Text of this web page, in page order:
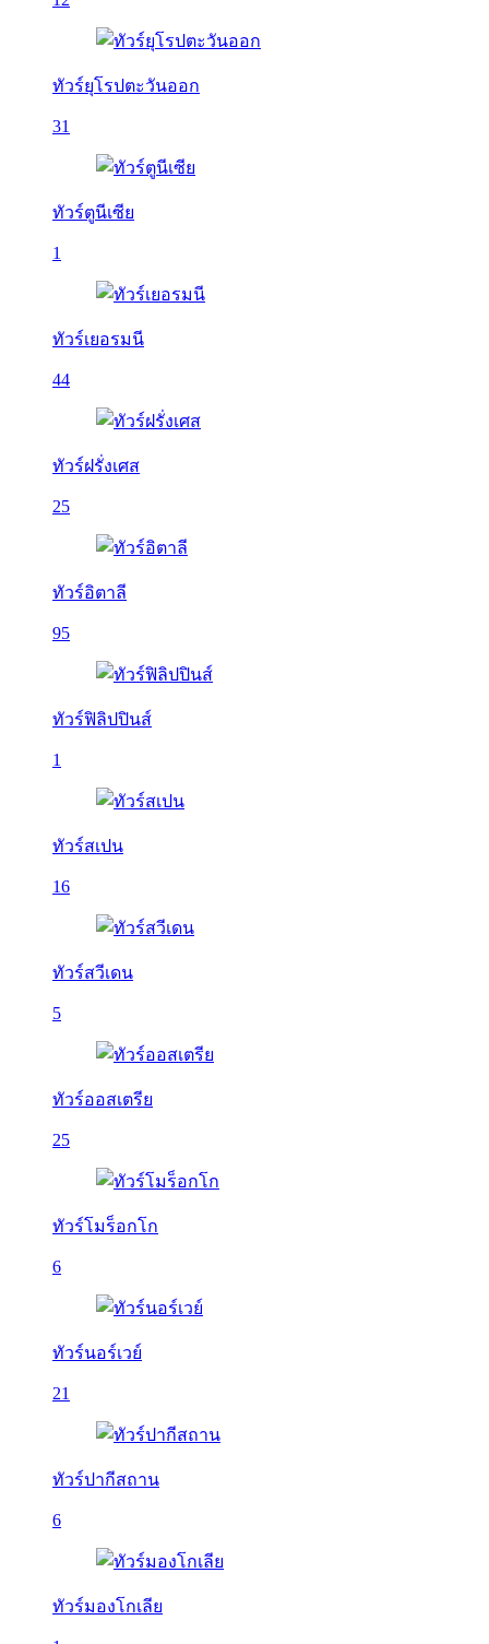
ทัวร์ยุโรปตะวันออก
31
ทัวร์ตูนีเซีย
1
ทัวร์เยอรมนี
44
ทัวร์ฝรั่งเศส
25
ทัวร์อิตาลี
95
ทัวร์ฟิลิปปินส์
1
ทัวร์สเปน
16
ทัวร์สวีเดน
5
ทัวร์ออสเตรีย
25
ทัวร์โมร็อกโก
6
ทัวร์นอร์เวย์
21
ทัวร์ปากีสถาน
6
ทัวร์มองโกเลีย